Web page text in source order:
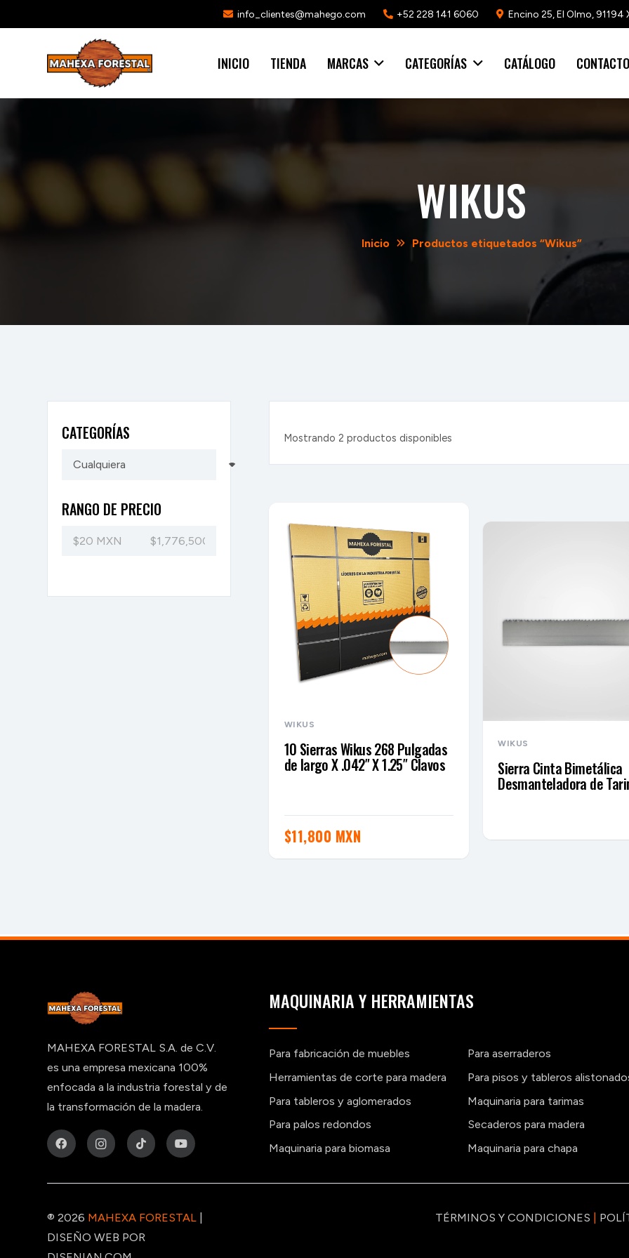
info_clientes@mahego.com +52 228 141 6060 Encino 25, El Olmo, 91194
INICIO TIENDA MARCAS CATEGORÍAS CATÁLOGO CONTACTO
WIKUS
Inicio Productos etiquetados “Wikus”
CATEGORÍAS
RANGO DE PRECIO
Mostrando2 productos disponibles
WIKUS
10 Sierras Wikus 268 Pulgadas
de largo X .042″ X 1.25″ Clavos
$11,800 MXN
WIKUS
Sierra Cinta Bimetálica
Desmanteladora de
MAHEXA FORESTAL S.A. de C.V.
es una empresa mexicana 100%
enfocada a la industria forestal y de
la transformación de la madera.
MAQUINARIA Y HERRAMIENTAS
Para fabricación de muebles
Para aserraderos
Herramientas de corte para madera
Para pisos y tableros
Para tableros y aglomerados
Maquinaria para tarimas
Para palos redondos
Secaderos para madera
Maquinaria para biomasa
Maquinaria para chapa
® 2026 MAHEXA FORESTAL
DISEÑO WEB POR
TÉRMINOS Y CONDICIONES